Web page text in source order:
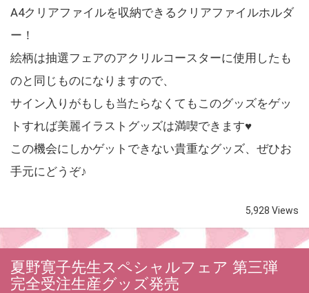
A4クリアファイルを収納できるクリアファイルホルダ
ー！
絵柄は抽選フェアのアクリルコースターに使用したも
のと同じものになりますので、
サイン入りがもしも当たらなくてもこのグッズをゲッ
トすれば美麗イラストグッズは満喫できます♥
この機会にしかゲットできない貴重なグッズ、ぜひお
手元にどうぞ♪
5,928 Views
夏野寛子先生スペシャルフェア 第三弾
完全受注生産グッズ発売